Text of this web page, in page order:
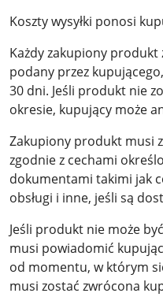
Koszty wysyłki ponosi
Każdy zakupiony
podany przez
30 dni. Jeśli produkt nie
okresie, kupujący może
Zakupiony produkt musi
zgodnie z cechami
dokumentami takimi jak
obsługi i inne, jeśli są
Jeśli produkt nie może
musi powiadomić
od momentu, w którym
musi zostać zwrócona